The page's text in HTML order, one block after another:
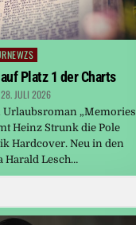
Platz 1 der Charts
28. JULI 2026
„Memories
Heinz Strunk die Pole
Hardcover. Neu in den
Harald Lesch…